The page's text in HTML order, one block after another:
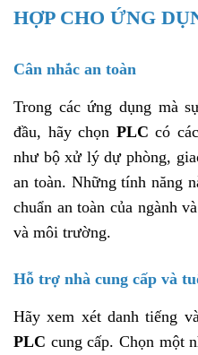
HỢP CHO ỨNG
Cân nhắc an toàn
Trong các ứng dụng mà
đầu, hãy chọn PLCcó
như bộ xử lý dự phòng,
an toàn. Những tính năng
chuẩn an toàn của ngành
và môi trường.
Hỗ trợ nhà cung cấp và
Hãy xem xét danh tiếng
PLC cung cấp. Chọn một